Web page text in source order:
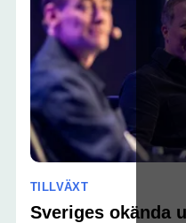
TILLVÄXT
Sveriges okända